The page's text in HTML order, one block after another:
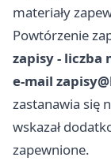
materiały
Powtórzenie
zapisy - liczba
e-mail
zastanawia się
wskazał
zapewnione.